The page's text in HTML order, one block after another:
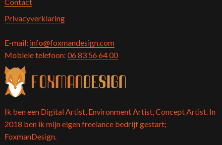
Privacyverklaring
E-mail: info@foxmandesign.com
Mobiele telefoon: 06 83 56 64 00
Ik ben een Digital Artist, Environment Artist, Concept Artist. In
2018 ben ik mijn eigen freelance bedrijf gestart;
FoxmanDesign.